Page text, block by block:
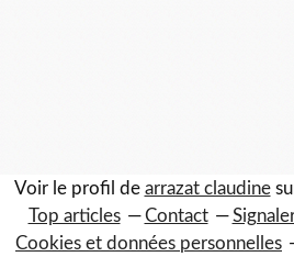
Voir le profil de arrazat claudine
Top articles
Contact
Cookies et données personnelles